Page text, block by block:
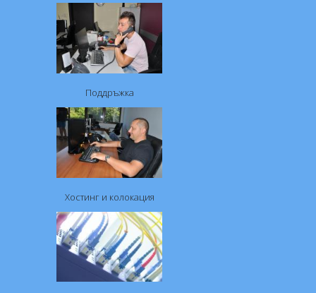
Поддръжка
Хостинг и колокация